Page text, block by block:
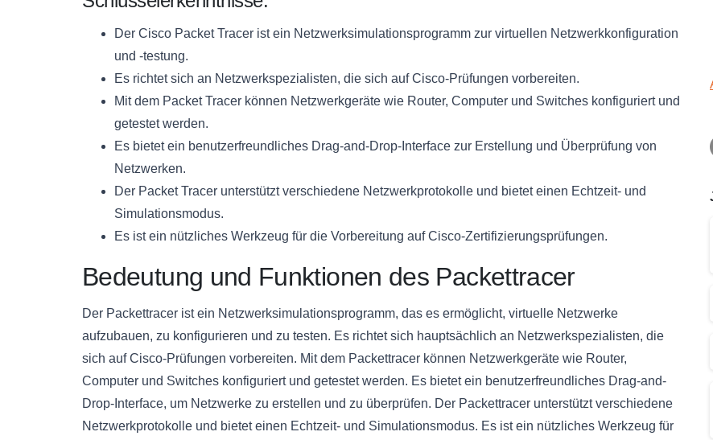
Der Cisco Packet Tracer ist ein Netzwerksimulationsprogramm zur virtuellen Netzwerkkonfiguration
und -testung.
Es richtet sich an Netzwerkspezialisten, die sich auf Cisco-Prüfungen vorbereiten.
Mit dem Packet Tracer können Netzwerkgeräte wie Router, Computer und Switches konfiguriert und
getestet werden.
Es bietet ein benutzerfreundliches Drag-and-Drop-Interface zur Erstellung und Überprüfung von
Netzwerken.
Der Packet Tracer unterstützt verschiedene Netzwerkprotokolle und bietet einen Echtzeit- und
Simulationsmodus.
Es ist ein nützliches Werkzeug für die Vorbereitung auf Cisco-Zertifizierungsprüfungen.
Bedeutung und Funktionen des Packettracer
Der Packettracer ist ein Netzwerksimulationsprogramm, das es ermöglicht, virtuelle Netzwerke
aufzubauen, zu konfigurieren und zu testen. Es richtet sich hauptsächlich an Netzwerkspezialisten, die
sich auf Cisco-Prüfungen vorbereiten. Mit dem Packettracer können Netzwerkgeräte wie Router,
Computer und Switches konfiguriert und getestet werden. Es bietet ein benutzerfreundliches Drag-and-
Drop-Interface, um Netzwerke zu erstellen und zu überprüfen. Der Packettracer unterstützt verschiedene
Netzwerkprotokolle und bietet einen Echtzeit- und Simulationsmodus. Es ist ein nützliches Werkzeug für